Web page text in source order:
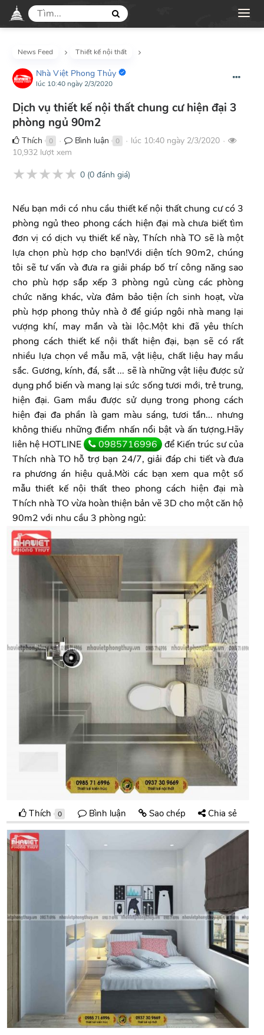
News Feed Thiết kế nội thất
Nhà Việt Phong Thủy
lúc 10:40 ngày 2/3/2020
Dịch vụ thiết kế nội thất chung cư hiện đại 3
phòng ngủ 90m2
Thích 0 ● Bình luận 0 ● lúc 10:40 ngày 2/3/2020 ●
10,932 lượt xem
★★★★★ 0 (0 đánh giá)
Nếu bạn mới có nhu cầu thiết kế nội thất chung cư có 3
phòng ngủ theo phong cách hiện đại mà chưa biết tìm
đơn vị có dịch vụ thiết kế này, Thích nhà TO sẽ là một
lựa chọn phù hợp cho bạn!Với diện tích 90m2, chúng
tôi sẽ tư vấn và đưa ra giải pháp bố trí công năng sao
cho phù hợp sắp xếp 3 phòng ngủ cùng các phòng
chức năng khác, vừa đảm bảo tiện ích sinh hoạt, vừa
phù hợp phong thủy nhà ở để giúp ngôi nhà mang lại
vượng khí, may mắn và tài lộc.Một khi đã yêu thích
phong cách thiết kế nội thất hiện đại, bạn sẽ có rất
nhiều lựa chọn về mẫu mã, vật liệu, chất liệu hay mầu
sắc. Gương, kính, đá, sắt ... sẽ là những vật liệu được sử
dụng phổ biến và mang lại sức sống tươi mới, trẻ trung,
hiện đại. Gam mầu được sử dụng trong phong cách
hiện đại đa phần là gam màu sáng, tươi tắn... nhưng
không thiếu những điểm nhấn nổi bật và ấn tượng.Hãy
liên hệ HOTLINE
0985716996 để Kiến trúc sư của
Thích nhà TO hỗ trợ bạn 24/7, giải đáp chi tiết và đưa
ra phương án hiệu quả.Mời các bạn xem qua một số
mẫu thiết kế nội thất theo phong cách hiện đại mà
Thích nhà TO vừa hoàn thiện bản vẽ 3D cho một căn hộ
90m2 với nhu cầu 3 phòng ngủ:
Thích 0 Bình luận Sao chép Chia sẻ